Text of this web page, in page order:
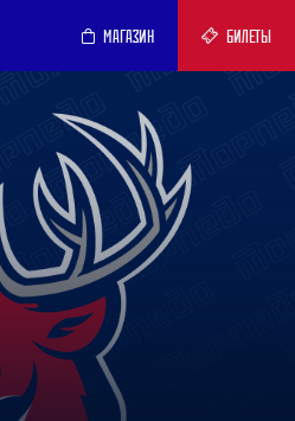
МАГАЗИН БИЛЕТЫ